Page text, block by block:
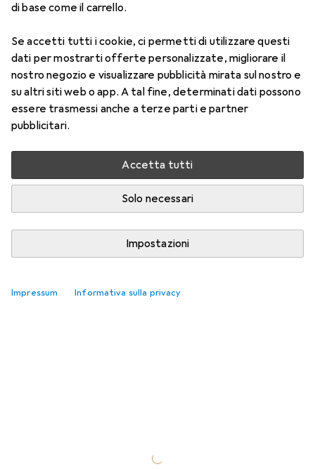
di base come il carrello.
Se accetti tutti i cookie, ci permetti di utilizzare questi
dati per mostrarti offerte personalizzate, migliorare il
nostro negozio e visualizzare pubblicità mirata sul nostro e
su altri siti web o app. A tal fine, determinati dati possono
essere trasmessi anche a terze parti e partner
pubblicitari.
Accetta tutti
Solo necessari
Impostazioni
Impressum Informativa sulla privacy